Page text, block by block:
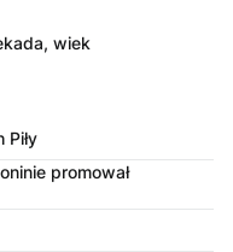
wiek
promował